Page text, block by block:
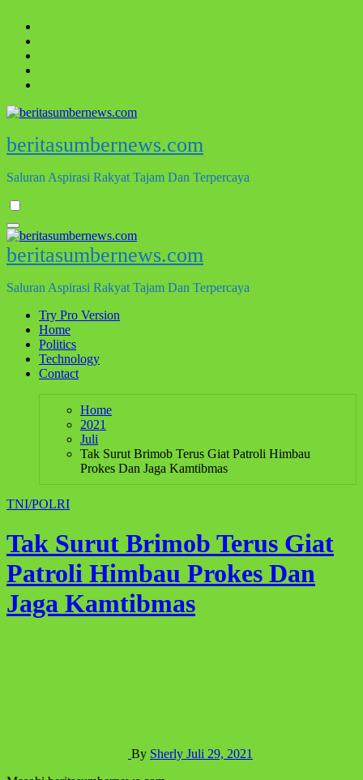
content
beritasumbernews.com
Saluran Aspirasi Rakyat Tajam Dan Terpercaya
beritasumbernews.com
Saluran Aspirasi Rakyat Tajam Dan Terpercaya
Try Pro Version
Home
Politics
Technology
Contact
Home
2021
Juli
Tak Surut Brimob Terus Giat Patroli Himbau
Prokes Dan Jaga Kamtibmas
TNI/POLRI
Tak Surut Brimob Terus Giat
Patroli Himbau Prokes Dan
Jaga Kamtibmas
By Sherly Juli 29, 2021